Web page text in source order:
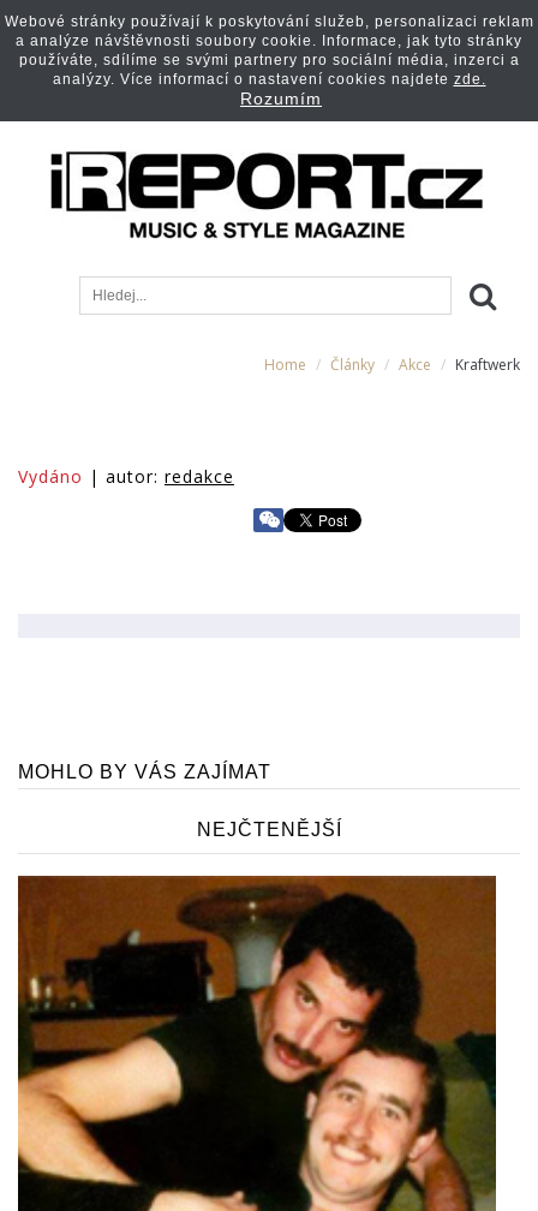
Home Články Akce Kraftwerk
Vydáno | autor: redakce
MOHLO BY VÁS ZAJÍMAT
NEJČTENĚJŠÍ
Webové stránky používají k poskytování služeb, personalizaci reklam
a analýze návštěvnosti soubory cookie. Informace, jak tyto stránky
používáte, sdílíme se svými partnery pro sociální média, inzerci a
analýzy. Více informací o nastavení cookies najdete zde.
Rozumím